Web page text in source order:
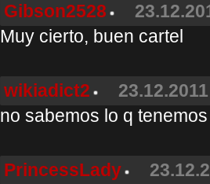
Gibson2528
Muy cierto, buen cartel
wikiadict2
no sabemos lo q
PrincessLady